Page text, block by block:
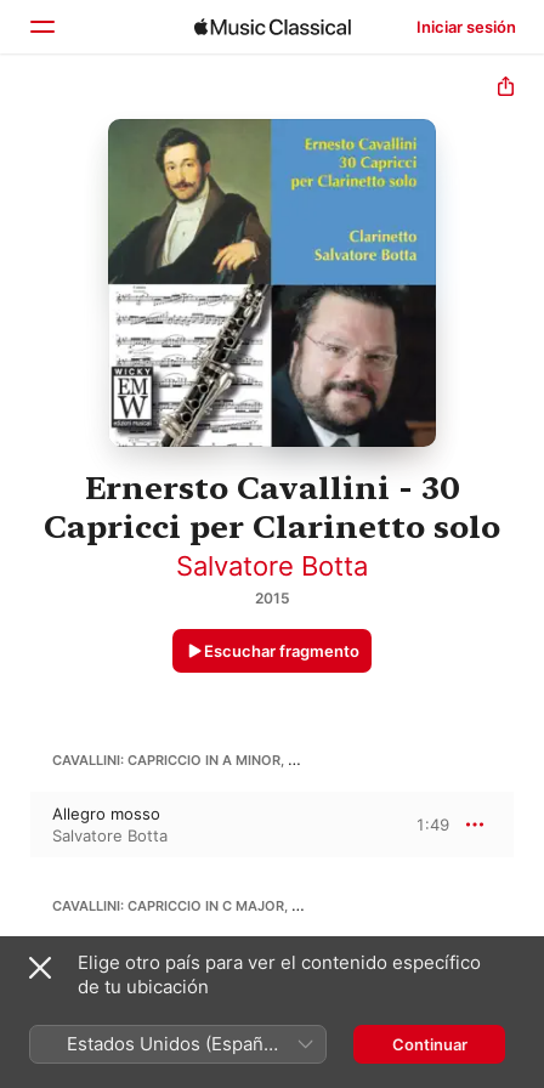
Iniciar sesión
Inicio
Buscar
Ernersto Cavallini - 30
Capricci per Clarinetto solo
Salvatore Botta
2015
Escuchar fragmento
CAVALLINI: CAPRICCIO IN A MINOR, N. 1
Allegro mosso
Salvatore Botta
1:49
CAVALLINI: CAPRICCIO IN C MAJOR, N. 2
Allegro brillante
Salvatore Botta
1:51
CAVALLINI: CAPRICCIO IN C MINOR, N. 3
Elige otro país para ver el contenido específico
de tu ubicación
Estados Unidos (Español
México)
Continuar